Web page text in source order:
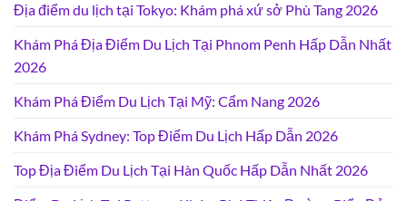
Địa điểm du lịch tại Tokyo: Khám phá xứ sở Phù Tang 2026
Khám Phá Địa Điểm Du Lịch Tại Phnom Penh Hấp Dẫn Nhất
2026
Khám Phá Điểm Du Lịch Tại Mỹ: Cẩm Nang 2026
Khám Phá Sydney: Top Điểm Du Lịch Hấp Dẫn 2026
Top Địa Điểm Du Lịch Tại Hàn Quốc Hấp Dẫn Nhất 2026